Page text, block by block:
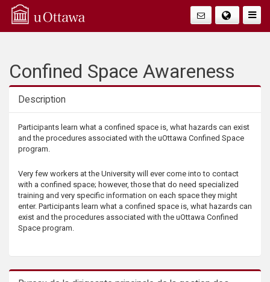
Q
Faire
Confined Space Awareness
Description
Description
Participants learn what a confined space is, what hazards can exist
and the procedures associated with the uOttawa Confined Space
program.
Very few workers at the University will ever come into to contact
with a confined space; however, those that do need specialized
training and very specific information on each space they might
enter. Participants learn what a confined space is, what hazards can
exist and the procedures associated with the uOttawa Confined
Space program.